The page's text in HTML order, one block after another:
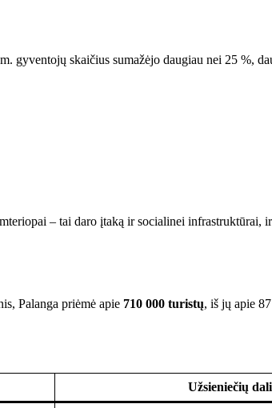
gyventojų skaičius sumažėjo daugiau nei 25 %,
– tai daro įtaką ir socialinei infrastruktūrai,
Palanga priėmė apie 710 000 turistų, iš jų apie
Užsieniečių